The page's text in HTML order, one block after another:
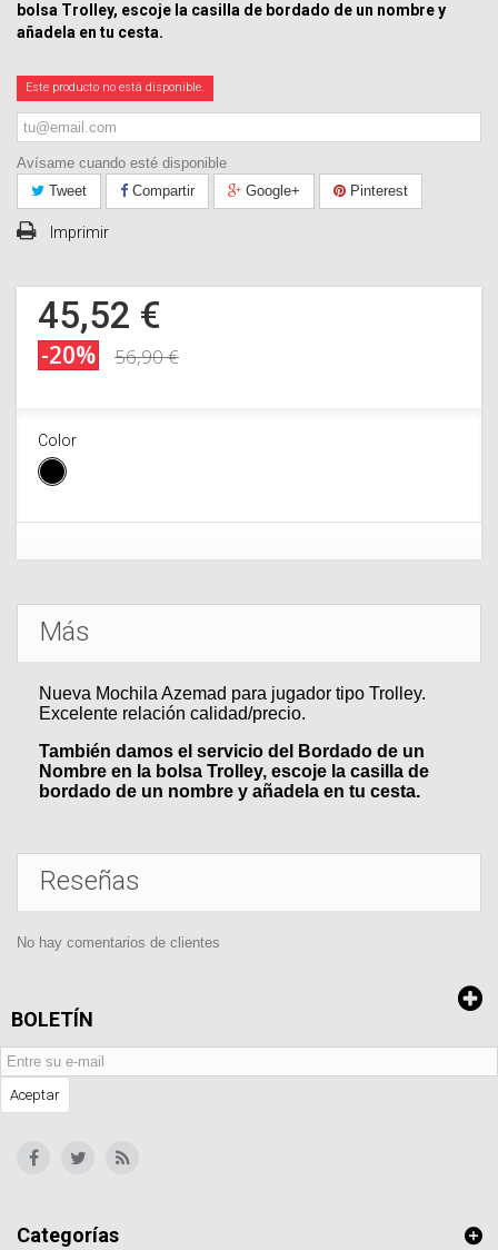
bolsa Trolley, escoje la casilla de bordado de un nombre y
añadela en tu cesta.
Este producto no está disponible.
Avísame cuando esté disponible
Tweet
Compartir Google+ Pinterest
Imprimir
45,52 €
-20% 56,90 €
Color
Más
Nueva Mochila Azemad para jugador tipo Trolley.
Excelente relación calidad/precio.
También damos el servicio del Bordado de un
Nombre en la bolsa Trolley, escoje la casilla de
bordado de un nombre y añadela en tu cesta.
Reseñas
No hay comentarios de clientes
BOLETÍN
Aceptar
Categorías